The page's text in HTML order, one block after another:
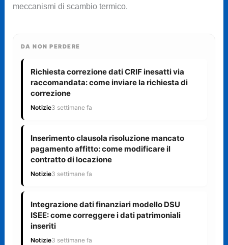
meccanismi di scambio termico.
DA NON PERDERE
Richiesta correzione dati CRIF inesatti via
raccomandata: come inviare la richiesta di
correzione
Notizie3 settimane fa
Inserimento clausola risoluzione mancato
pagamento affitto: come modificare il
contratto di locazione
Notizie3 settimane fa
Integrazione dati finanziari modello DSU
ISEE: come correggere i dati patrimoniali
inseriti
Notizie3 settimane fa